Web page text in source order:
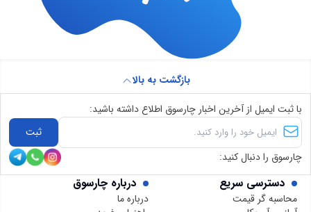
دسترسی سریع
محاسبه گر قیمت
درباره چارسوق
درباره ما
بازگشت به بالا
با ثبت ایمیل از آخرین اخبار چارسوق اطلاع داشته باشید:
ثبت
چارسوق را دنبال کنید: